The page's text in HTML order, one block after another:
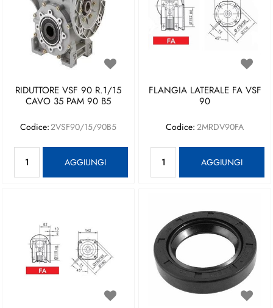
RIDUTTORE VSF 90 R.1/15
CAVO 35 PAM 90 B5
Codice:2VSF90/15/90B5
AGGIUNGI
FLANGIA LATERALE FA VSF
90
Codice: 2MRDV90FA
AGGIUNGI